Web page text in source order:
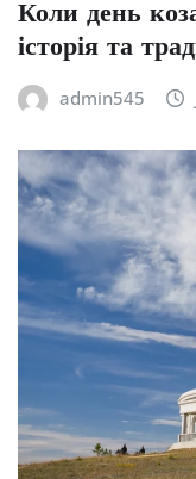
Коли день
історія та
admin545